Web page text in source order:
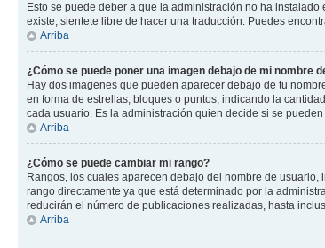
Esto se puede deber a que la administración no ha
existe, sientete libre de hacer una traducción. Puedes
Arriba
¿Cómo se puede poner una imagen debajo de mi nombre
Hay dos imagenes que pueden aparecer debajo de tu
en forma de estrellas, bloques o puntos, indicando la
cada usuario. Es la administración quien decide si se
Arriba
¿Cómo se puede cambiar mi rango?
Rangos, los cuales aparecen debajo del nombre de
rango directamente ya que está determinado por la
reducirán el número de publicaciones realizadas, hasta
Arriba